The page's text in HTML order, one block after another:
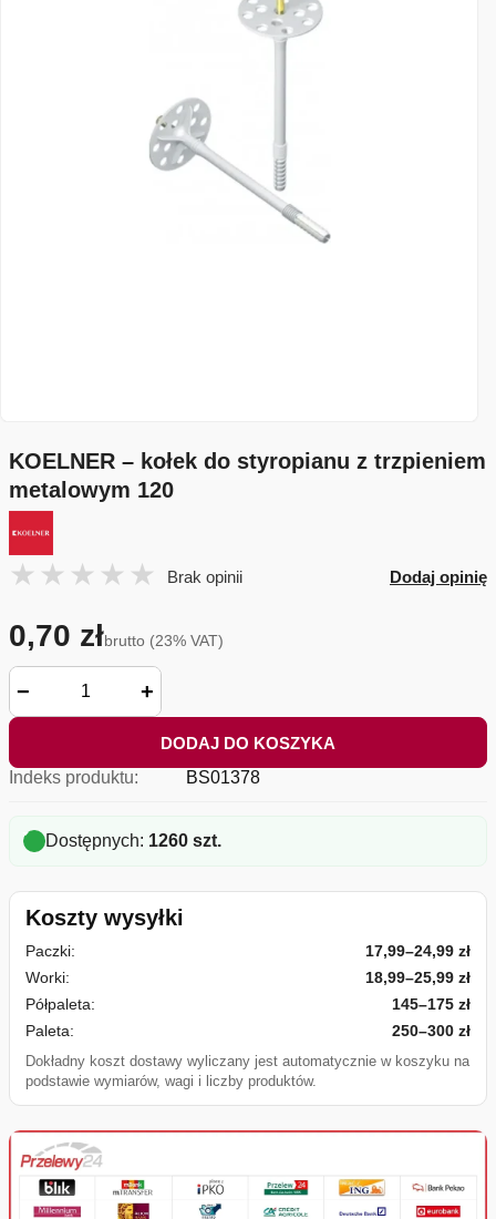
KOELNER – kołek do styropianu z trzpieniem
metalowym 120
Brak opinii Dodaj opinię
0,70 złbrutto (23% VAT)
− +
DODAJ DO KOSZYKA
Indeks produktu:
BS01378
Dostępnych: 1260 szt.
Koszty wysyłki
Paczki:
17,99–24,99 zł
Worki:
18,99–25,99 zł
Półpaleta:
145–175 zł
Paleta:
250–300 zł
Dokładny koszt dostawy wyliczany jest automatycznie w koszyku na
podstawie wymiarów, wagi i liczby produktów.